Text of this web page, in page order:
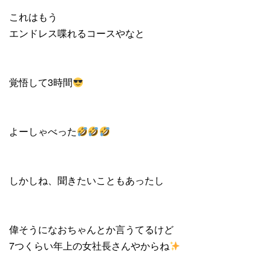
これはもう
エンドレス喋れるコースやなと
覚悟して3時間
よーしゃべった
しかしね、聞きたいこともあったし
偉そうになおちゃんとか言うてるけど
7つくらい年上の女社長さんやからね